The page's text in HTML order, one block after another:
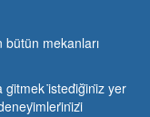
bütün mekanları
gi̇tmek i̇stedi̇ği̇ni̇z yer